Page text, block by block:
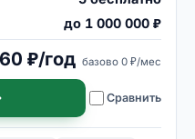
до 1 000 000 ₽
₽/год базово 0 ₽/мес
Сравнить